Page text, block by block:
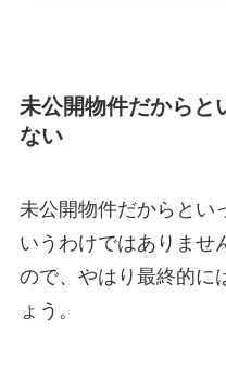
未公開物件だからと
ない
未公開物件だからとい
いうわけではありませ
ので、やはり最終的に
ょう。